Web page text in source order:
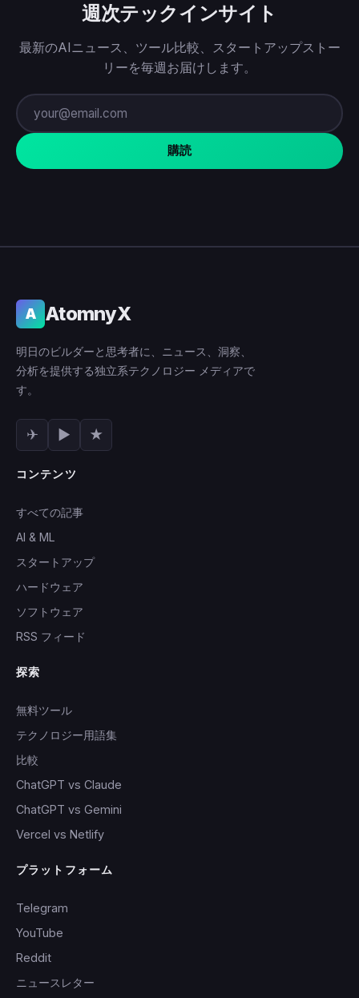
週次テックインサイト
最新のAIニュース、ツール比較、スタートアップストー
リーを毎週お届けします。
購読
A AtomnyX
明日のビルダーと思考者に、ニュース、洞察、
分析を提供する独立系テクノロジー メディアで
す。
✈ ▶ ★
コンテンツ
すべての記事
AI & ML
スタートアップ
ハードウェア
ソフトウェア
RSS フィード
探索
無料ツール
テクノロジー用語集
比較
ChatGPT vs Claude
ChatGPT vs Gemini
Vercel vs Netlify
プラットフォーム
Telegram
YouTube
Reddit
ニュースレター